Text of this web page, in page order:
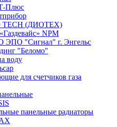
Плюс
TECH (ДИОТЕХ)
NPM
ЭПО "Сигнал" г. Энгельс
"Беломо"
воду
для счетчиков газа
панельные радиаторы